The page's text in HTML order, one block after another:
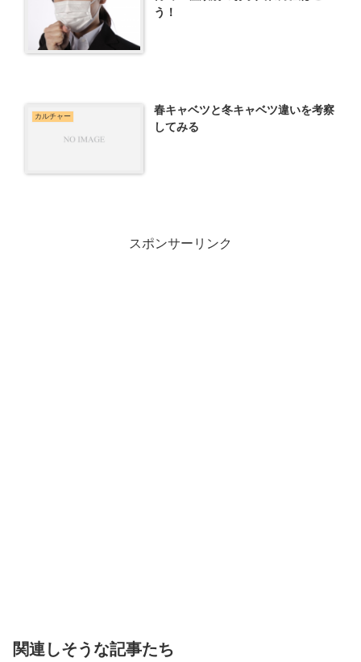
う！
カルチャー
春キャベツと冬キャベツ違いを考察
してみる
スポンサーリンク
関連しそうな記事たち